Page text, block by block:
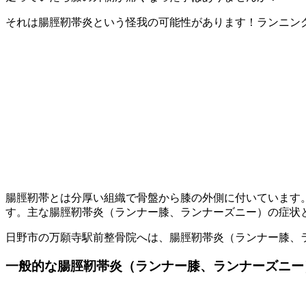
それは腸脛靭帯炎という怪我の可能性があります！ランニ
腸脛靭帯とは分厚い組織で骨盤から膝の外側に付いていま
す。主な腸脛靭帯炎（ランナー膝、ランナーズニー）の症
日野市の万願寺駅前整骨院へは、腸脛靭帯炎（ランナー膝
一般的な腸脛靭帯炎（ランナー膝、ランナーズニ